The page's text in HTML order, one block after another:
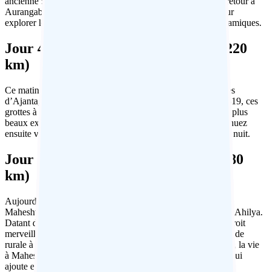
Aurangabad, visitez le fort de Daulatabad du 11e siècle pour
explorer les formidables défenses et admirer les vues panoramiques.
Jour 4 : Aurangabad à Burhanpur (220
km)
Ce matin, quittez Aurangabad et conduisez jusqu’aux grottes
d’Ajanta, antérieures à celles d’Ellora. Redécouvertes en 1819, ces
grottes à prédominance bouddhiste contiennent certains des plus
beaux exemples de peinture et de fresques indiennes. Continuez
ensuite vers la petite ville de Burhanpur où vous passerez la nuit.
Jour 5 : Burhanpur à Maheshwar (180
km)
Aujourd’hui, conduisez jusqu’à la petite ville riveraine de
Maheshwar pour un séjour de trois nuits au fort historique d’Ahilya.
Datant de la fin des années 1600, le fort d’Ahilya est un endroit
merveilleux pour se détendre quelques jours et découvrir l’Inde
rurale à son meilleur. Surplombant la rivière sacrée Narmada, la vie
à Maheshwar est lente et a peu changé au fil des siècles, ce qui
ajoute encore au charme de la ville.